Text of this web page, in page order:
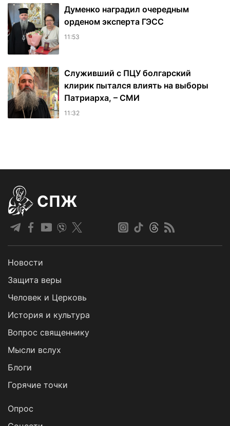
Думенко наградил очередным
орденом эксперта ГЭСС
11:53
Служивший с ПЦУ болгарский
клирик пытался влиять на выборы
Патриарха, – СМИ
11:32
СПЖ
Новости
Защита веры
Человек и Церковь
История и культура
Вопрос священнику
Мысли вслух
Блоги
Горячие точки
Опрос